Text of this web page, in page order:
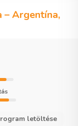
Argentína,
letöltése